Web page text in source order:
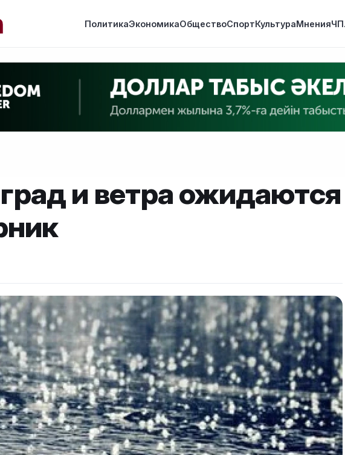
ПолитикаЭкономикаОбществоСпортКультураМненияЧП
и ветра ожидаются